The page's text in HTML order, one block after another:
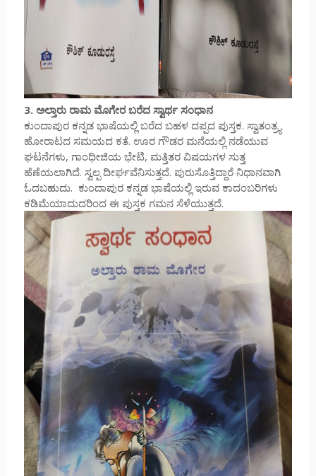
3. ಅಲ್ತಾರು ರಾಮ ಮೊಗೇರ ಬರೆದ ಸ್ವಾರ್ಥ ಸಂಧಾನ
ಕುಂದಾಪುರ ಕನ್ನಡ ಭಾಷೆಯಲ್ಲಿ ಬರೆದ ಬಹಳ ದಪ್ಪದ ಪುಸ್ತಕ. ಸ್ವಾತಂತ್ರ್ಯ
ಹೋರಾಟದ ಸಮಯದ ಕತೆ. ಊರ ಗೌಡರ ಮನೆಯಲ್ಲಿ ನಡೆಯುವ
ಘಟನೆಗಳು, ಗಾಂಧೀಜಿಯ ಭೇಟಿ, ಮತ್ತಿತರ ವಿಷಯಗಳ ಸುತ್ತ
ಹೆಣೆಯಲಾಗಿದೆ. ಸ್ವಲ್ಪ ದೀರ್ಘವೆನಿಸುತ್ತದೆ. ಪುರುಸೊತ್ತಿದ್ದಾರೆ ನಿಧಾನವಾಗಿ
ಓದಬಹುದು. ಕುಂದಾಪುರ ಕನ್ನಡ ಭಾಷೆಯಲ್ಲಿ ಇರುವ ಕಾದಂಬರಿಗಳು
ಕಡಿಮೆಯಾದುದರಿಂದ ಈ ಪುಸ್ತಕ ಗಮನ ಸೆಳೆಯುತ್ತದೆ.